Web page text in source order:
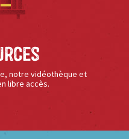
notre vidéothèque et
libre accès.